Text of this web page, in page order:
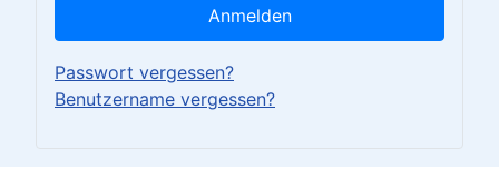
Anmelden
Passwort vergessen?
Benutzername vergessen?